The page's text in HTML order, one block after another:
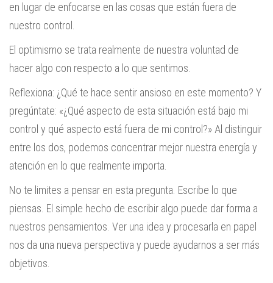
en lugar de enfocarse en las cosas que están fuera de
nuestro control.
El optimismo se trata realmente de nuestra voluntad de
hacer algo con respecto a lo que sentimos.
Reflexiona: ¿Qué te hace sentir ansioso en este momento? Y
pregúntate: «¿Qué aspecto de esta situación está bajo mi
control y qué aspecto está fuera de mi control?» Al distinguir
entre los dos, podemos concentrar mejor nuestra energía y
atención en lo que realmente importa.
No te limites a pensar en esta pregunta. Escribe lo que
piensas. El simple hecho de escribir algo puede dar forma a
nuestros pensamientos. Ver una idea y procesarla en papel
nos da una nueva perspectiva y puede ayudarnos a ser más
objetivos.